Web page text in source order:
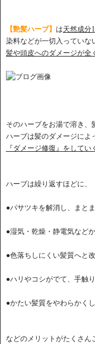
【艶髪ハーブ】 は天然成分
染料などが一切入っていな
髪や頭皮へのダメージが全
そのハーブをお湯で溶き、
ハーブは髪のダメージによ
『ダメージ修復』をして
ハーブは繰り返すほどに、
●パサツキを解消し、まと
●湿気・乾燥・静電気など
●色落ちしにくい髪質へと
●ハリやコシがでて、手触
●かたい髪質をやわらかく
などのメリットがたくさ